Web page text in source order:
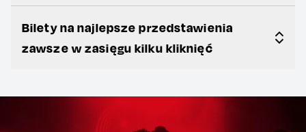
Bilety na najlepsze przedstawienia
zawsze w zasięgu kilku kliknięć